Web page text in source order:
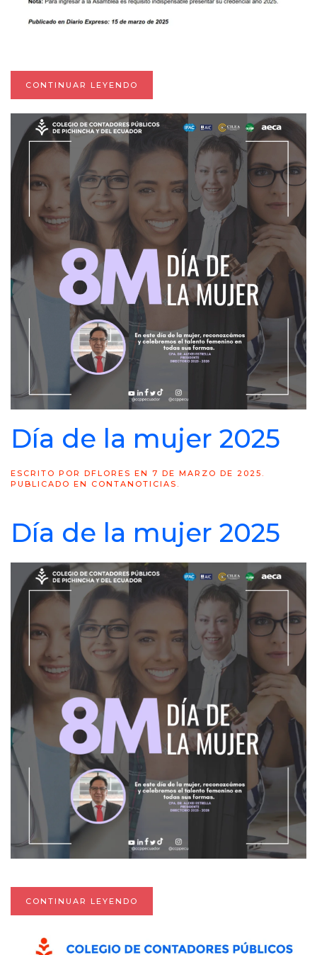
CONTINUAR LEYENDO
Día de la mujer 2025
ESCRITO POR DFLORES EN 7 DE MARZO DE 2025
PUBLICADO EN CONTANOTICIAS
Día de la mujer 2025
CONTINUAR LEYENDO